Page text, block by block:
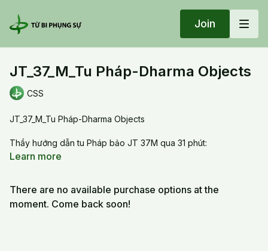
Join
JT_37_M_Tu Pháp-Dharma Objects
CSS
JT_37_M_Tu Pháp-Dharma Objects
Thầy hướng dẫn tu Pháp bảo JT 37M qua 31 phút:
- Nối kết với chư Phật, chư Bồ tát, và nguyện Phổ Hiền
kiếm, Tứ Liên Hoa, Bạt chiết la, Kim cang chữ, Sổ châu, Bảo
tráp, Lục tý, Cam Lồ,
Learn more
There are no available purchase options at the
moment. Come back soon!